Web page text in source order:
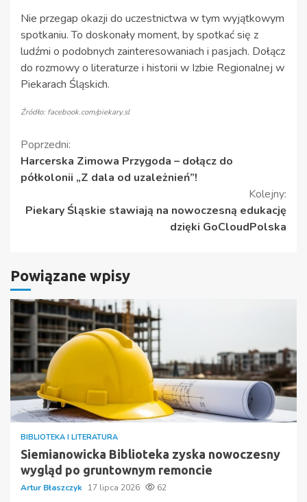
Nie przegap okazji do uczestnictwa w tym wyjątkowym
spotkaniu. To doskonały moment, by spotkać się z
ludźmi o podobnych zainteresowaniach i pasjach. Dołącz
do rozmowy o literaturze i historii w Izbie Regionalnej w
Piekarach Śląskich.
Źródło: facebook.com/piekary.sl
Kontynuuj
czytanie
Poprzedni:
Harcerska Zimowa Przygoda – dołącz do
półkolonii „Z dala od uzależnień”!
Kolejny:
Piekary Śląskie stawiają na nowoczesną edukację
dzięki GoCloudPolska
Powiązane wpisy
BIBLIOTEKA I LITERATURA
Siemianowicka Biblioteka zyska nowoczesny
wygląd po gruntownym remoncie
Artur Błaszczyk 17 lipca 2026 62